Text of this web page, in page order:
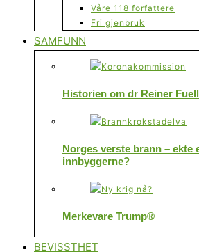
Våre 118 forfattere
Fri gjenbruk
SAMFUNN
Historien om dr Reiner
Norges verste brann – ekte
innbyggerne?
Merkevare Trump®
BEVISSTHET